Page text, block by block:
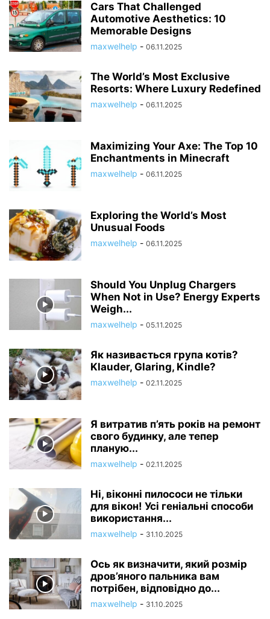
Cars That Challenged
Automotive Aesthetics: 10
Memorable Designs
maxwelhelp - 06.11.2025
The World’s Most Exclusive
Resorts: Where Luxury Redefined
maxwelhelp - 06.11.2025
Maximizing Your Axe: The Top 10
Enchantments in Minecraft
maxwelhelp - 06.11.2025
Exploring the World’s Most
Unusual Foods
maxwelhelp - 06.11.2025
Should You Unplug Chargers
When Not in Use? Energy Experts
Weigh...
maxwelhelp - 05.11.2025
Як називається група котів?
Klauder, Glaring, Kindle?
maxwelhelp - 02.11.2025
Я витратив п’ять років на ремонт
свого будинку, але тепер
планую...
maxwelhelp - 02.11.2025
Ні, віконні пилососи не тільки
для вікон! Усі геніальні способи
використання...
maxwelhelp - 31.10.2025
Ось як визначити, який розмір
дров’яного пальника вам
потрібен, відповідно до...
maxwelhelp - 31.10.2025